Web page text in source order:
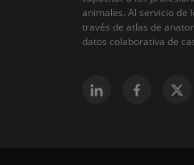
animales. Al servicio de
través de atlas de
datos colaborativa de